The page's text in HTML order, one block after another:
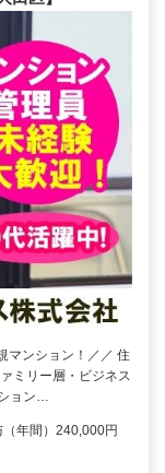
マンション！／／ 住
ミリー層・ビジネス
ョン…
年間）240,000円